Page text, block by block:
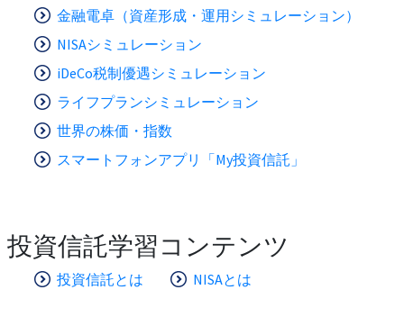
金融電卓（資産形成・運用シミュレーション）
NISAシミュレーション
iDeCo税制優遇シミュレーション
ライフプランシミュレーション
世界の株価・指数
スマートフォンアプリ「My投資信託」
投資信託学習コンテンツ
投資信託とは NISAとは